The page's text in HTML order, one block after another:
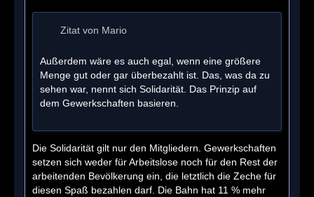
Zitat von Mario
Außerdem wäre es auch egal, wenn eine größere
Menge gut oder gar überbezahlt ist. Das, was da zu
sehen war, nennt sich Solidarität. Das Prinzip auf
dem Gewerkschaften basieren.
Die Solidarität gilt nur den Mitgliedern. Gewerkschaften
setzen sich weder für Arbeitslose noch für den Rest der
arbeitenden Bevölkerung ein, die letztlich die Zeche für
diesen Spaß bezahlen darf. Die Bahn hat 11 % mehr